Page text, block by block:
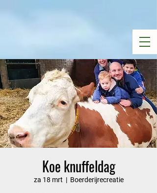
Koe knuffeldag
za 18 mrt
  |
Boerderijrecreatie